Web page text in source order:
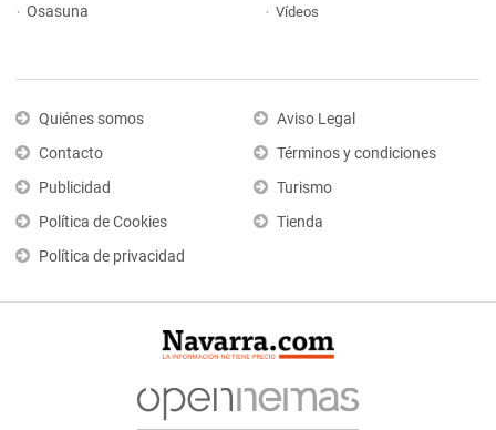
Osasuna
Vídeos
Quiénes somos
Contacto
Publicidad
Política de Cookies
Política de privacidad
Aviso Legal
Términos y condiciones
Turismo
Tienda